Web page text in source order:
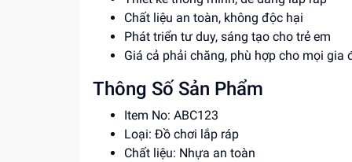
Chất liệu an toàn, không độc hại
Phát triển tư duy, sáng tạo cho trẻ em
Giá cả phải chăng, phù hợp cho mọi gia
Thông Số Sản Phẩm
Item No: ABC123
Loại: Đồ chơi lắp ráp
Chất liệu: Nhựa an toàn